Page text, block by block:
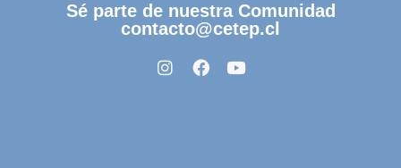
Sé parte de nuestra Comunidad
contacto@cetep.cl